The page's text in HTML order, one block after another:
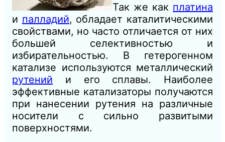
Так же как платина
и палладий, обладает каталитическими
свойствами, но часто отличается от них
большей селективностью и
избирательностью. В гетерогенном
катализе используются металлический
рутений и его сплавы. Наиболее
эффективные катализаторы получаются
при нанесении рутения на различные
носители с сильно развитыми
поверхностями.